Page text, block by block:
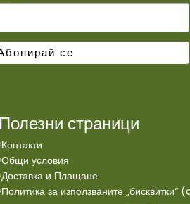
страници
Контакти
Общи условия
Доставка и Плащане
Политика за използваните „бисквитки“